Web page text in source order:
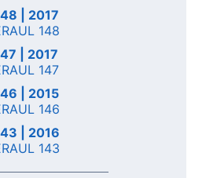
| 2017
148
| 2017
147
| 2015
146
| 2016
143